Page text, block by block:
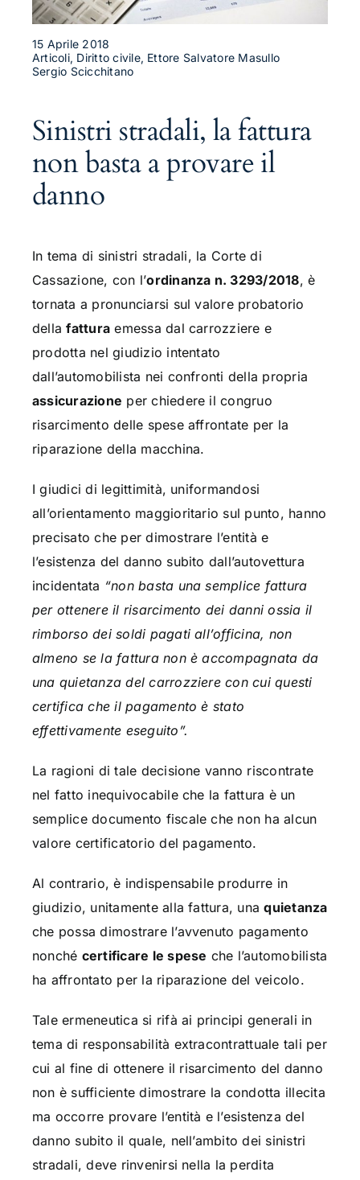
15 Aprile 2018
Articoli, Diritto civile, Ettore Salvatore Masullo
Sergio Scicchitano
Sinistri stradali, la fattura
non basta a provare il
danno
In tema di sinistri stradali, la Corte di
Cassazione, con l’ordinanza n. 3293/2018, è
tornata a pronunciarsi sul valore probatorio
dellafattura emessa dal carrozziere e
prodotta nel giudizio intentato
dall’automobilista nei confronti della propria
assicurazione per chiedere il congruo
risarcimento delle spese affrontate per la
riparazione della macchina.
I giudici di legittimità, uniformandosi
all’orientamento maggioritario sul punto, hanno
precisato che per dimostrare l’entità e
l’esistenza del danno subito dall’autovettura
incidentata “non basta una semplice fattura
per ottenere il risarcimento dei danni ossia il
rimborso dei soldi pagati all’officina, non
almeno se la fattura non è accompagnata da
una quietanza del carrozziere con cui questi
certifica che il pagamento è stato
effettivamente eseguito”.
La ragioni di tale decisione vanno riscontrate
nel fatto inequivocabile che la fattura è un
semplice documento fiscale che non ha alcun
valore certificatorio del pagamento.
Al contrario, è indispensabile produrre in
giudizio, unitamente alla fattura, unaquietanza
che possa dimostrare l’avvenuto pagamento
nonché certificare le spese che l’automobilista
ha affrontato per la riparazione del veicolo.
Tale ermeneutica si rifà ai principi generali in
tema di responsabilità extracontrattuale tali per
cui al fine di ottenere il risarcimento del danno
non è sufficiente dimostrare la condotta illecita
ma occorre provare l’entità e l’esistenza del
danno subito il quale, nell’ambito dei sinistri
stradali, deve rinvenirsi nella la perdita